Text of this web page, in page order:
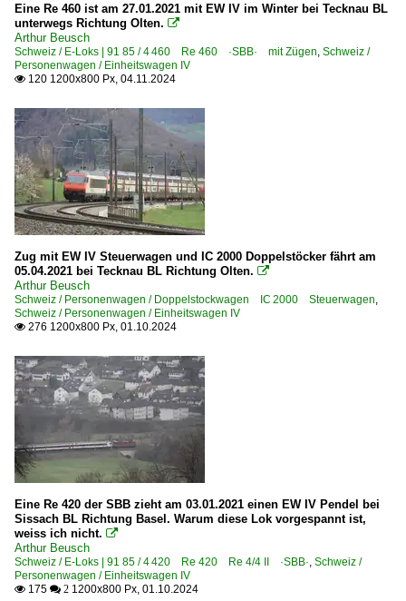
Eine Re 460 ist am 27.01.2021 mit EW IV im Winter bei Tecknau BL
unterwegs Richtung Olten. 
Arthur Beusch
Schweiz / E-Loks | 91 85 / 4 460 Re 460 ·SBB· mit Zügen, Schweiz /
Personenwagen / Einheitswagen IV
 120 1200x800 Px, 04.11.2024
Zug mit EW IV Steuerwagen und IC 2000 Doppelstöcker fährt am
05.04.2021 bei Tecknau BL Richtung Olten. 
Arthur Beusch
Schweiz / Personenwagen / Doppelstockwagen IC 2000 Steuerwagen,
Schweiz / Personenwagen / Einheitswagen IV
 276 1200x800 Px, 01.10.2024
Eine Re 420 der SBB zieht am 03.01.2021 einen EW IV Pendel bei
Sissach BL Richtung Basel. Warum diese Lok vorgespannt ist,
weiss ich nicht. 
Arthur Beusch
Schweiz / E-Loks | 91 85 / 4 420 Re 420 Re 4/4 II ·SBB·, Schweiz /
Personenwagen / Einheitswagen IV
 175  2 1200x800 Px, 01.10.2024